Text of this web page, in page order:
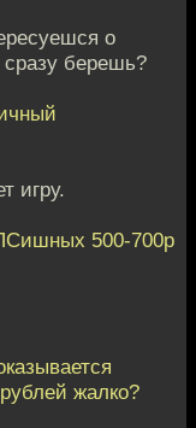
о
берешь?
игру.
500-700р
жалко?